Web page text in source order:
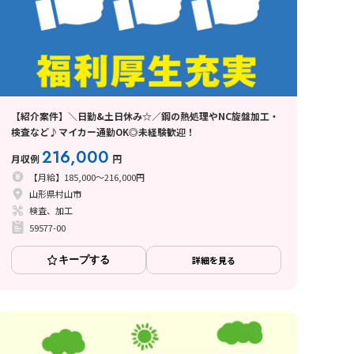
【紹介案件】＼日勤&土日休み☆／鋼の熱処理やNC旋盤加工・
検査など♪マイカー通勤OK◎未経験歓迎！
月収例216,000 円
【月給】185,000～216,000円
山形県村山市
検査、加工
59577-00
キープする 詳細を見る